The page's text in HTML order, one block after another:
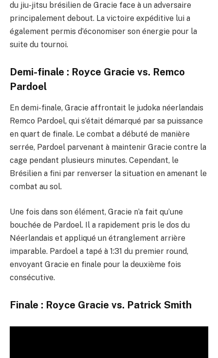
du jiu-jitsu brésilien de Gracie face à un adversaire
principalement debout. La victoire expéditive lui a
également permis d’économiser son énergie pour la
suite du tournoi.
Demi-finale : Royce Gracie vs. Remco
Pardoel
En demi-finale, Gracie affrontait le judoka néerlandais
Remco Pardoel, qui s’était démarqué par sa puissance
en quart de finale. Le combat a débuté de manière
serrée, Pardoel parvenant à maintenir Gracie contre la
cage pendant plusieurs minutes. Cependant, le
Brésilien a fini par renverser la situation en amenant le
combat au sol.
Une fois dans son élément, Gracie n’a fait qu’une
bouchée de Pardoel. Il a rapidement pris le dos du
Néerlandais et appliqué un étranglement arrière
imparable. Pardoel a tapé à 1:31 du premier round,
envoyant Gracie en finale pour la deuxième fois
consécutive.
Finale : Royce Gracie vs. Patrick Smith